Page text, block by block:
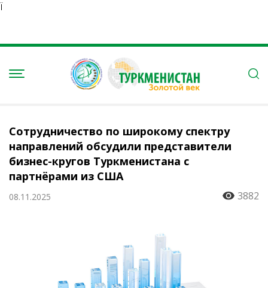
Ï
Сотрудничество по широкому спектру
направлений обсудили представители
бизнес-кругов Туркменистана с
партнёрами из США
08.11.2025 3882